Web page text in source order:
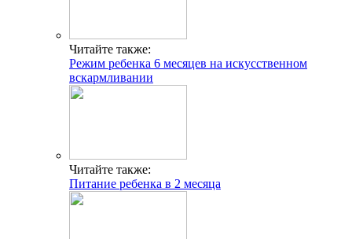
Читайте также:
Режим ребенка 6 месяцев на искусственном
вскармливании
Читайте также:
Питание ребенка в 2 месяца